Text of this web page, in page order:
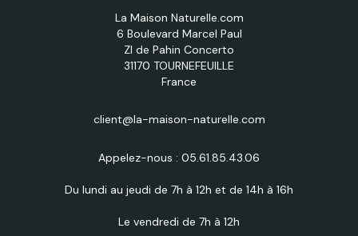
La Maison Naturelle.com
6 Boulevard Marcel Paul
ZI de Pahin Concerto
31170 TOURNEFEUILLE
France
client@la-maison-naturelle.com
Appelez-nous : 05.61.85.43.06
Du lundi au jeudi de 7h à 12h et de 14h à 16h
Le vendredi de 7h à 12h